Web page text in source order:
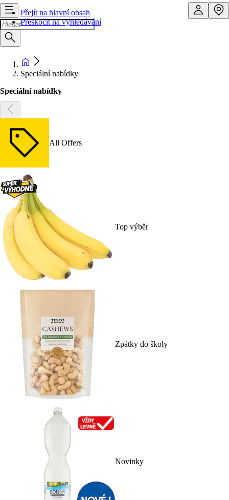
Přejít na hlavní obsah
Přeskočit na vyhledávání
Speciální nabídky
Speciální nabídky
All Offers
Top výběr
Zpátky do školy
Novinky